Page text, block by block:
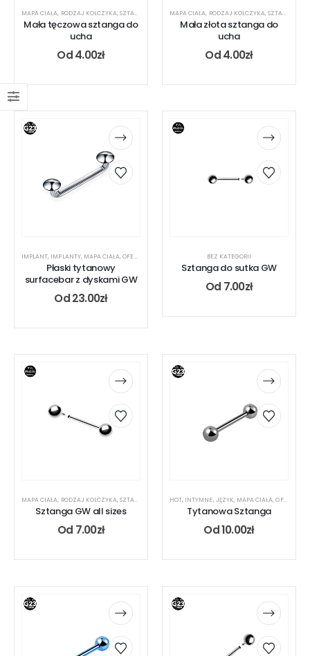
MAPA CIAŁA, RODZAJ KOLCZYKA,SZTANGA
Mała tęczowa sztanga do
ucha
Od4.00zł
MAPA CIAŁA, RODZAJ KOLCZYKA,SZTANGA
Mała złota sztanga do
ucha
Od4.00zł
IMPLANT, IMPLANTY, MAPA CIAŁA,OFERTA DLA PIERCERA RODZAJ KOLCZYKA,SURFACE
Płaski tytanowy
surfacebar z dyskami GW
Od23.00zł
BEZ KATEGORII
Sztanga do sutka GW
Od 7.00zł
MAPA CIAŁA, RODZAJ KOLCZYKA,SZTANGA
Sztanga GW all sizes
Od 7.00zł
HOT, INTYMNE, JĘZYK, MAPA CIAŁA,OFERTA DLA PIERCERA
Tytanowa Sztanga
Od10.00zł